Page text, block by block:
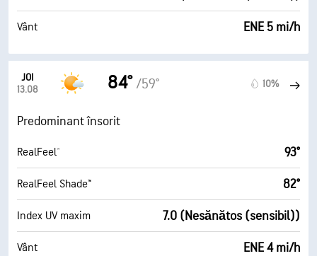
Vânt ENE 5 mi/h
JOI
13.08
84° /59° 10%
Predominant însorit
RealFeel® 93°
RealFeel Shade™ 82°
Index UV maxim 7.0 (Nesănătos (sensibil))
Vânt ENE 4 mi/h